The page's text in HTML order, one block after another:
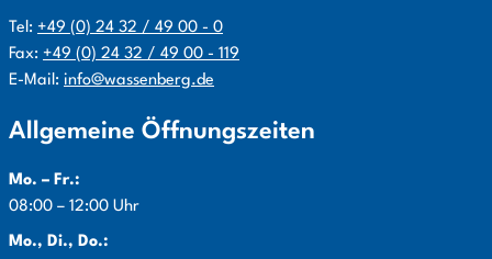
Tel: +49 (0) 24 32 / 49 00 - 0
Fax: +49 (0) 24 32 / 49 00 - 119
E-Mail: info@wassenberg.de
Allgemeine Öffnungszeiten
Mo. – Fr.:
08:00 – 12:00 Uhr
Mo., Di., Do.: